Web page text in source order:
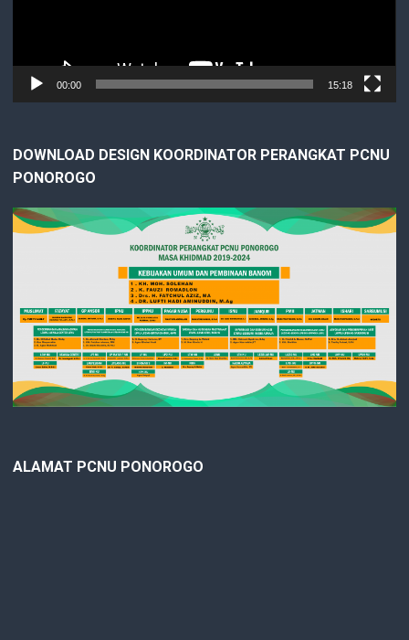
00:00 15:18
DOWNLOAD DESIGN KOORDINATOR PERANGKAT PCNU
PONOROGO
ALAMAT PCNU PONOROGO